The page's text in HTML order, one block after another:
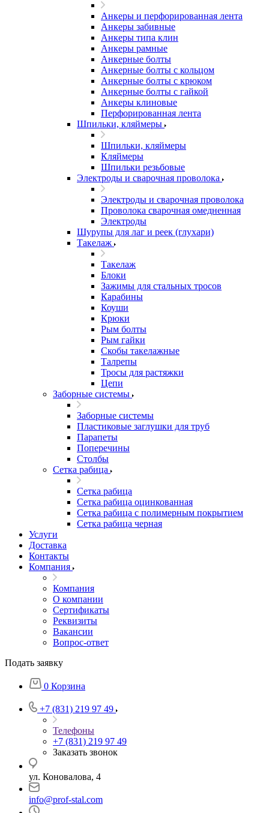
Анкеры и перфорированная лента
Анкеры забивные
Анкеры типа клин
Анкеры рамные
Анкерные болты
Анкерные болты с кольцом
Анкерные болты с крюком
Анкерные болты с гайкой
Анкеры клиновые
Перфорированная лента
Шпильки, кляймеры
Шпильки, кляймеры
Кляймеры
Шпильки резьбовые
Электроды и сварочная проволока
Электроды и сварочная проволока
Проволока сварочная омедненная
Электроды
Шурупы для лаг и реек (глухари)
Такелаж
Такелаж
Блоки
Зажимы для стальных тросов
Карабины
Коуши
Крюки
Рым болты
Рым гайки
Скобы такелажные
Талрепы
Тросы для растяжки
Цепи
Заборные системы
Заборные системы
Пластиковые заглушки для труб
Парапеты
Поперечины
Столбы
Сетка рабица
Сетка рабица
Сетка рабица оцинкованная
Сетка рабица с полимерным покрытием
Сетка рабица черная
Услуги
Доставка
Контакты
Компания
Компания
О компании
Сертификаты
Реквизиты
Вакансии
Вопрос-ответ
Подать заявку
0 Корзина
+7 (831) 219 97 49
Телефоны
+7 (831) 219 97 49
Заказать звонок
ул. Коновалова, 4
info@prof-stal.com